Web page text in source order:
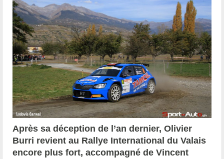
Après sa déception de l’an dernier, Olivier
Burri revient au Rallye International du Valais
encore plus fort, accompagné de Vincent